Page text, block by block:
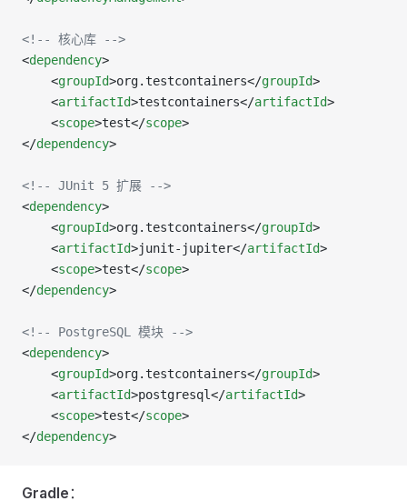
<!-- 核心库 -->
<dependency>
    <
groupId>org.testcontainers</groupId>
    <
artifactId>testcontainers</artifactId>
    <
scope>test</scope>
</dependency>
<!-- JUnit 5 扩展 -->
<dependency>
    <
groupId>org.testcontainers</groupId>
    <
artifactId>junit-jupiter</artifactId>
    <
scope>test</scope>
</dependency>
<!-- PostgreSQL 模块 -->
<dependency>
    <
groupId>org.testcontainers</groupId>
    <
artifactId>postgresql</artifactId>
    <
scope>test</scope>
</dependency>
Gradle ：